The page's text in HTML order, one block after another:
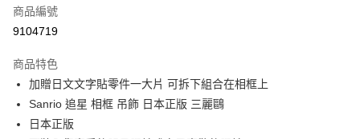
信用卡分期付款
合作金庫商業銀行
華南商業銀行
彰化商業銀行
上海商業儲蓄銀行
台北富邦商業銀行
國泰世華商業銀行
超商取貨付款
LINE Pay
Apple Pay
商品編號
9104719
商品特色
加贈日文文字貼零件一大片 可拆下組合在相框上
Sanrio 追星 相框 吊飾 日本正版 三麗鷗
日本正版